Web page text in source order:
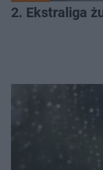
2. Ekstraliga